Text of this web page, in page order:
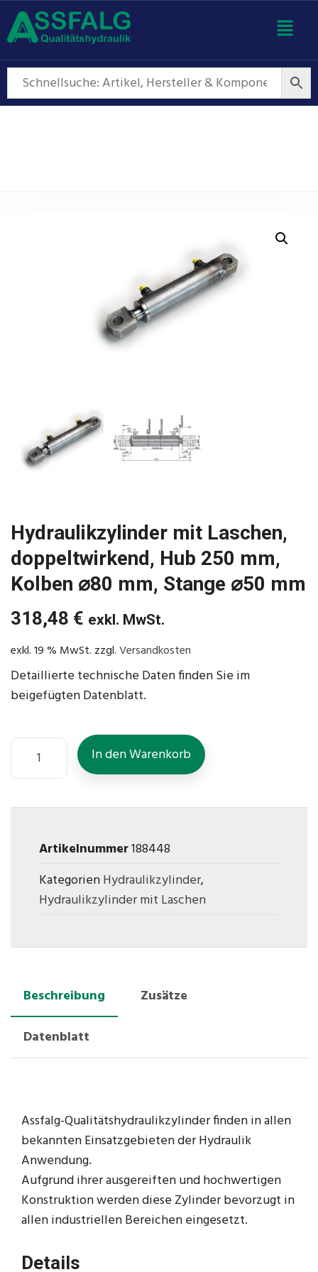
Hydraulikzylinder mit Laschen,
doppeltwirkend, Hub 250 mm,
Kolben ⌀80 mm, Stange ⌀50 mm
318,48 € exkl. MwSt.
exkl. 19 % MwSt. zzgl.Versandkosten
Detaillierte technische Daten finden Sie im
beigefügten Datenblatt.
In den Warenkorb
Artikelnummer188448
KategorienHydraulikzylinder,
Hydraulikzylinder mit Laschen
Beschreibung
Zusätze
Datenblatt
Assfalg-Qualitätshydraulikzylinder finden in allen
bekannten Einsatzgebieten der Hydraulik
Anwendung.
Aufgrund ihrer ausgereiften und hochwertigen
Konstruktion werden diese Zylinder bevorzugt in
allen industriellen Bereichen eingesetzt.
Details